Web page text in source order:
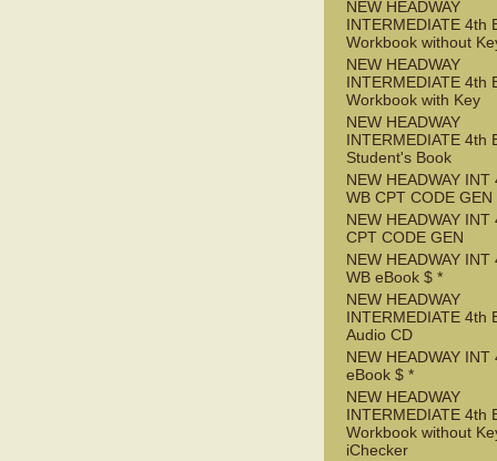
NEW HEADWAY
INTERMEDIATE 4th
Workbook without
NEW HEADWAY
INTERMEDIATE 4th
Workbook with Key
NEW HEADWAY
INTERMEDIATE 4th
Student's Book
NEW HEADWAY INT
WB CPT CODE GEN
NEW HEADWAY INT
CPT CODE GEN
NEW HEADWAY INT
WB eBook $ *
NEW HEADWAY
INTERMEDIATE 4th
Audio CD
NEW HEADWAY INT
eBook $ *
NEW HEADWAY
INTERMEDIATE 4th
Workbook without
iChecker